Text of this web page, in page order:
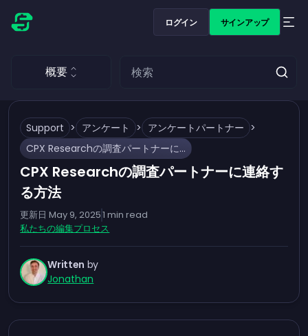
ログイン サインアップ
概要
Support > アンケート > アンケートパートナー >
CPX Researchの調査パートナーに連絡する方法
CPX Researchの調査パートナーに連絡す
る方法
更新日 May 9, 20251 min read
私たちの編集プロセス
Written by
Jonathan